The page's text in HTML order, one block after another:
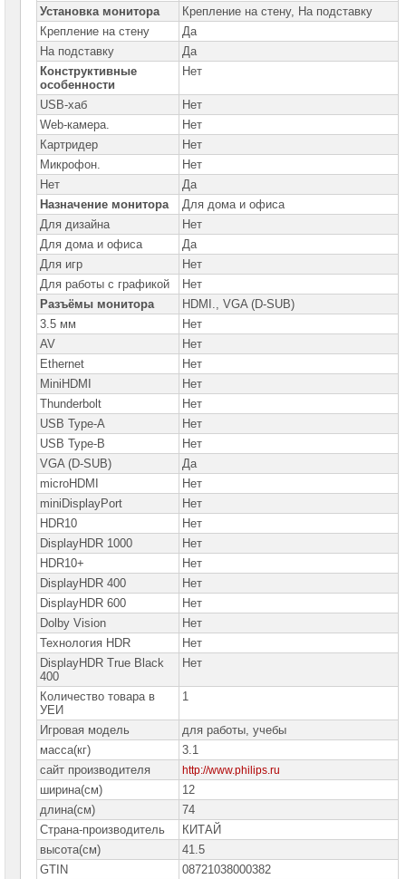
Установка монитора
Крепление на стену, На подставку
Крепление на стену
Да
На подставку
Да
Конструктивные
особенности
Нет
USB-хаб
Нет
Web-камера.
Нет
Картридер
Нет
Микрофон.
Нет
Нет
Да
Назначение монитора
Для дома и офиса
Для дизайна
Нет
Для дома и офиса
Да
Для игр
Нет
Для работы с графикой
Нет
Разъёмы монитора
HDMI., VGA (D-SUB)
3.5 мм
Нет
AV
Нет
Ethernet
Нет
MiniHDMI
Нет
Thunderbolt
Нет
USB Type-A
Нет
USB Type-B
Нет
VGA (D-SUB)
Да
microHDMI
Нет
miniDisplayPort
Нет
HDR10
Нет
DisplayHDR 1000
Нет
HDR10+
Нет
DisplayHDR 400
Нет
DisplayHDR 600
Нет
Dolby Vision
Нет
Технология HDR
Нет
DisplayHDR True Black
400
Нет
Количество товара в
УЕИ
1
Игровая модель
для работы, учебы
масса(кг)
3.1
сайт производителя
http://www.philips.ru
ширина(см)
12
длина(см)
74
Страна-производитель
КИТАЙ
высота(см)
41.5
GTIN
08721038000382